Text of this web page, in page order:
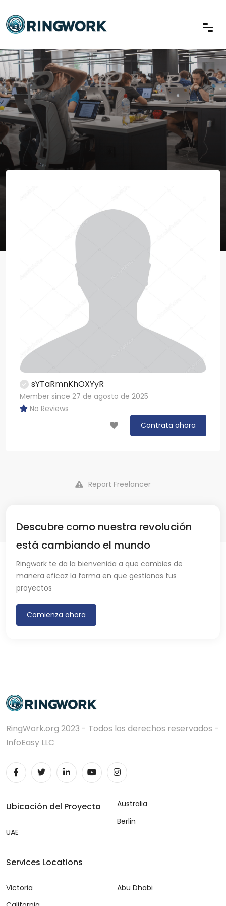
sYTaRmnKhOXYyR
Member since 27 de agosto de 2025
No Reviews
Contrata ahora
Report Freelancer
Descubre como nuestra revolución
está cambiando el mundo
Ringwork te da la bienvenida a que cambies de
manera eficaz la forma en que gestionas tus
proyectos
Comienza ahora
RingWork.org 2023 - Todos los derechos reservados -
InfoEasy LLC
Ubicación del Proyecto
UAE
Australia
Berlin
Services Locations
Victoria
Abu Dhabi